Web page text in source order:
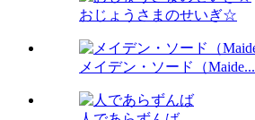
おじょうさまのせいぎ☆
メイデン・ソード（Maide...